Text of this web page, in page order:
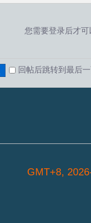
您需要登录后才
回帖后跳转到最后
GMT+8,